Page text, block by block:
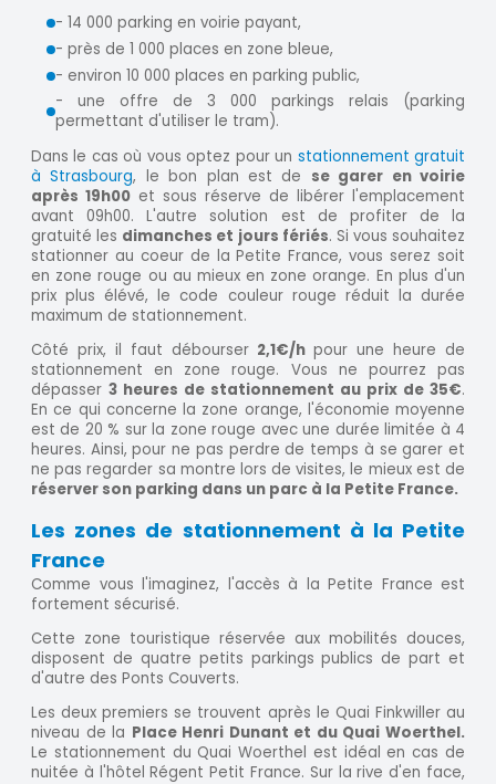
- 14 000 parking en voirie payant,
- près de 1 000 places en zone bleue,
- environ 10 000 places en parking public,
- une offre de 3 000 parkings relais (parking
permettant d'utiliser le tram).
Dans le cas où vous optez pour un stationnement gratuit
à Strasbourg, le bon plan est de se garer en voirie
après 19h00 et sous réserve de libérer l'emplacement
avant 09h00. L'autre solution est de profiter de la
gratuité les dimanches et jours fériés. Si vous souhaitez
stationner au coeur de la Petite France, vous serez soit
en zone rouge ou au mieux en zone orange. En plus d'un
prix plus élévé, le code couleur rouge réduit la durée
maximum de stationnement.
Côté prix, il faut débourser 2,1€/hpour une heure de
stationnement en zone rouge. Vous ne pourrez pas
dépasser 3 heures de stationnement au prix de 35€.
En ce qui concerne la zone orange, l'économie moyenne
est de 20 % sur la zone rouge avec une durée limitée à 4
heures. Ainsi, pour ne pas perdre de temps à se garer et
ne pas regarder sa montre lors de visites, le mieux est de
réserver son parking dans un parc à la Petite France.
Les zones de stationnement à la Petite
France
Comme vous l'imaginez, l'accès à la Petite France est
fortement sécurisé.
Cette zone touristique réservée aux mobilités douces,
disposent de quatre petits parkings publics de part et
d'autre des Ponts Couverts.
Les deux premiers se trouvent après le Quai Finkwiller au
niveau de la Place Henri Dunant et du Quai Woerthel.
Le stationnement du Quai Woerthel est idéal en cas de
nuitée à l'hôtel Régent Petit France. Sur la rive d'en face,